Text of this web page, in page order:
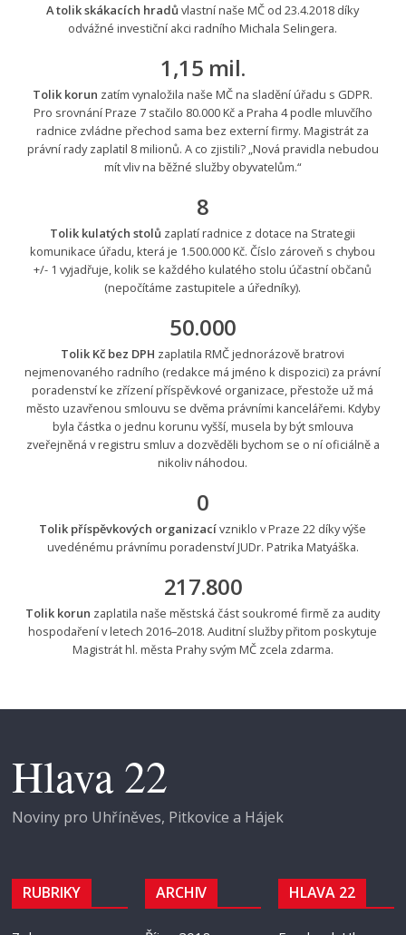
A tolik skákacích hradů vlastní naše MČ od 23.4.2018 díky
odvážné investiční akci radního Michala Selingera.
1,15 mil.
Tolik korun zatím vynaložila naše MČ na sladění úřadu s GDPR.
Pro srovnání Praze 7 stačilo 80.000 Kč a Praha 4 podle mluvčího
radnice zvládne přechod sama bez externí firmy. Magistrát za
právní rady zaplatil 8 milionů. A co zjistili? „Nová pravidla nebudou
mít vliv na běžné služby obyvatelům.“
8
Tolik kulatých stolů zaplatí radnice z dotace na Strategii
komunikace úřadu, která je 1.500.000 Kč. Číslo zároveň s chybou
+/- 1 vyjadřuje, kolik se každého kulatého stolu účastní občanů
(nepočítáme zastupitele a úředníky).
50.000
Tolik Kč bez DPH zaplatila RMČ jednorázově bratrovi
nejmenovaného radního (redakce má jméno k dispozici) za právní
poradenství ke zřízení příspěvkové organizace, přestože už má
město uzavřenou smlouvu se dvěma právními kancelářemi. Kdyby
byla částka o jednu korunu vyšší, musela by být smlouva
zveřejněná v registru smluv a dozvěděli bychom se o ní oficiálně a
nikoliv náhodou.
0
Tolik příspěvkových organizacívzniklo v Praze 22 díky výše
uvedénému právnímu poradenství JUDr. Patrika Matyáška.
217.800
Tolik korun zaplatila naše městská část soukromé firmě za audity
hospodaření v letech 2016–2018. Auditní služby přitom poskytuje
Magistrát hl. města Prahy svým MČ zcela zdarma.
Hlava 22
Noviny pro Uhříněves, Pitkovice a Hájek
RUBRIKY ARCHIV HLAVA 22